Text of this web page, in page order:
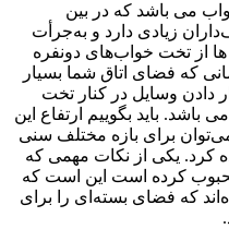
می باشد که در بین
زیادی دارد و به‌جرأت
از تخت خواب‌های دونفره
که فضای اتاق شما بسیار
دادن وسایل در کنار تخت
باشد. باید بگوییم ارتفاع این
برای بازه مختلف سنی
کرد. یکی از نکات مهمی که
کرده است این است که
که فضای بسته‌ای را برای